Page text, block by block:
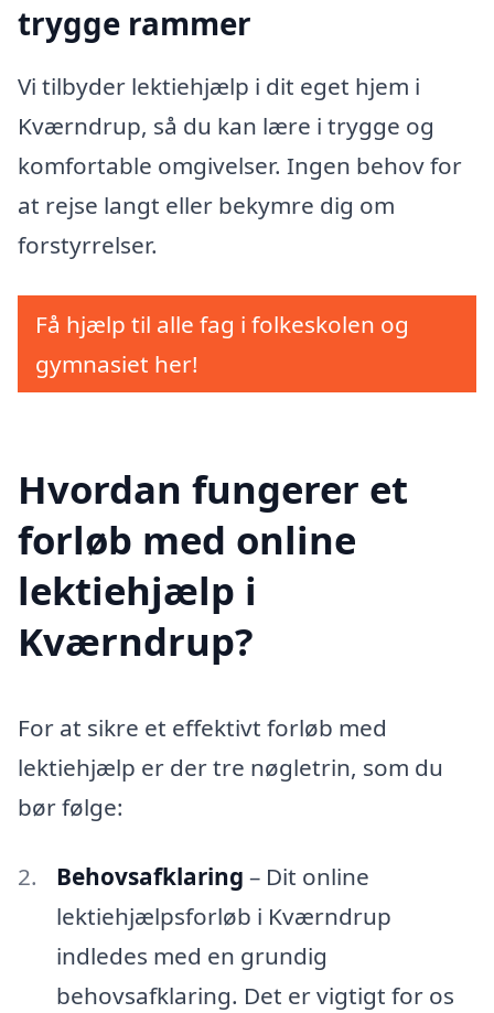
trygge rammer
Vi tilbyder lektiehjælp i dit eget hjem i
Kværndrup, så du kan lære i trygge og
komfortable omgivelser. Ingen behov for
at rejse langt eller bekymre dig om
forstyrrelser.
Få hjælp til alle fag i folkeskolen og
gymnasiet her!
Hvordan fungerer et
forløb med online
lektiehjælp i
Kværndrup?
For at sikre et effektivt forløb med
lektiehjælp er der tre nøgletrin, som du
bør følge:
Behovsafklaring – Dit online
lektiehjælpsforløb i Kværndrup
indledes med en grundig
behovsafklaring. Det er vigtigt for os